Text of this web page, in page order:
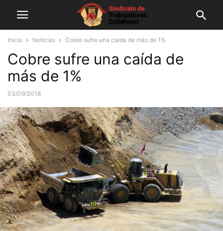
Inicio Noticias Cobre sufre una caída de más de 1%
Cobre sufre una caída de
más de 1%
03/09/2018